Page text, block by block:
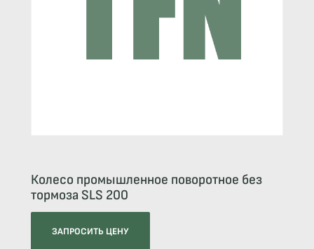
Колесо промышленное поворотное без
тормоза SLS 200
ЗАПРОСИТЬ ЦЕНУ